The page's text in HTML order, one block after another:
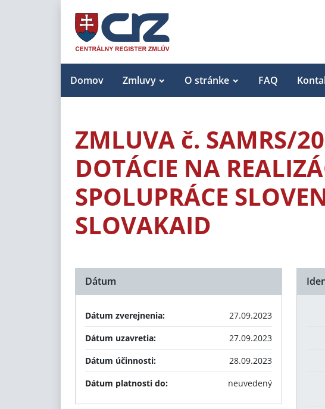
Domov Zmluvy O stránke FAQ
ZMLUVA č. SAMRS/
DOTÁCIE NA
SPOLUPRÁCE
SLOVAKAID
Dátum
Dátum zverejnenia:
27.09.2023
Dátum uzavretia:
27.09.2023
Dátum účinnosti:
28.09.2023
Dátum platnosti do:
neuvedený